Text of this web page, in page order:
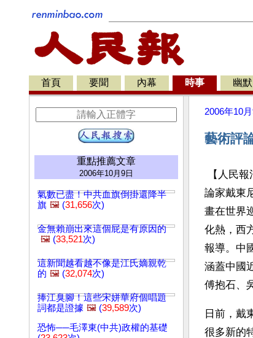
首頁 要聞 內幕 時事 幽默
重點推薦文章
2006年10月9日
氣數已盡！中共血旗倒掛還降半
旗 🖼️ (31,656次)
金無賴崩出來這個屁是有原因的
🖼️ (33,521次)
這新聞越看越不像是江氏嫡親乾
的 🖼️ (32,074次)
捧江臭腳！這些宋姘華府個唱題
詞都是證據 🖼️ (39,589次)
恐怖──毛澤東(中共)政權的基礎
2006年10月
藝術評
【人民
論家戴東
畫在世界
化熱，西
報導。中
涵蓋中國
傅抱石、
日前，戴
很多新的